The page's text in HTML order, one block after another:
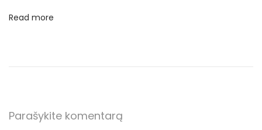
Read more
Parašykite komentarą